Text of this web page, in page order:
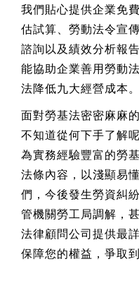
我們貼心提供企業免
估試算、勞動法令宣
諮詢以及績效分析報
能協助企業善用勞動
法降低九大經營成本。
面對勞基法密密麻麻
不知道從何下手了解
為實務經驗豐富的勞
法條內容，以淺顯易
們，今後發生勞資糾
管機關勞工局調解，
法律顧問公司提供最
保障您的權益，爭取